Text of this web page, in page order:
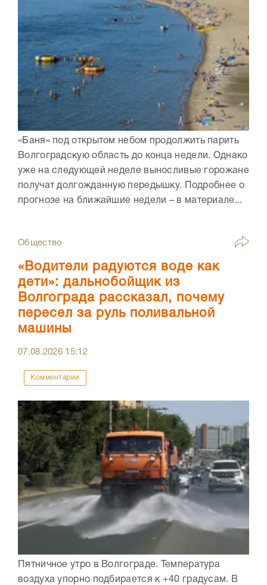
«Баня» под открытом небом продолжить парить
Волгоградскую область до конца недели. Однако
уже на следующей неделе выносливые горожане
получат долгожданную передышку. Подробнее о
прогнозе на ближайшие недели – в материале...
Общество
«Водители радуются воде как
дети»: дальнобойщик из
Волгограда рассказал, почему
пересел за руль поливальной
машины
07.08.2026 15:12
Комментарии
Пятничное утро в Волгограде. Температура
воздуха упорно подбирается к +40 градусам. В